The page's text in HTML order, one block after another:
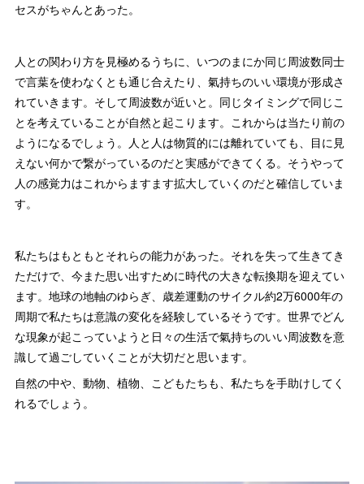
セスがちゃんとあった。
人との関わり方を見極めるうちに、いつのまにか同じ周波数同士
で言葉を使わなくとも通じ合えたり、氣持ちのいい環境が形成さ
れていきます。そして周波数が近いと。同じタイミングで同じこ
とを考えていることが自然と起こります。これからは当たり前の
ようになるでしょう。人と人は物質的には離れていても、目に見
えない何かで繋がっているのだと実感ができてくる。そうやって
人の感覚力はこれからますます拡大していくのだと確信していま
す。
私たちはもともとそれらの能力があった。それを失って生きてき
ただけで、今また思い出すために時代の大きな転換期を迎えてい
ます。地球の地軸のゆらぎ、歳差運動のサイクル約2万6000年の
周期で私たちは意識の変化を経験しているそうです。世界でどん
な現象が起こっていようと日々の生活で氣持ちのいい周波数を意
識して過ごしていくことが大切だと思います。
自然の中や、動物、植物、こどもたちも、私たちを手助けしてく
れるでしょう。